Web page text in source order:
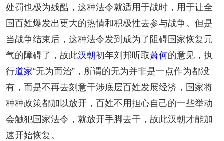
处罚也极为残酷，这种法令就适用于战时，用于让全
国百姓爆发出更大的热情和积极性去参与战争。但是
当战争结束后，这种法令发到成为了阻碍国家恢复元
气的障碍了，故此汉朝初年刘邦听取萧何的意见，执
行道家“无为而治”，所谓的无为并非是一点作为都没
有，而是不再去刻意干涉底层百姓发展经济，国家将
种种政策都加以放开，百姓不用担心自己的一些举动
会触犯国家法令，就放开手脚去干，故此汉朝才能加
速开始恢复。